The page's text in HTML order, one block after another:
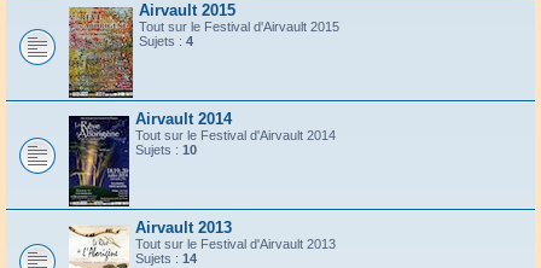
Airvault 2015
Tout sur le Festival d'Airvault 2015
Sujets : 4
Airvault 2014
Tout sur le Festival d'Airvault 2014
Sujets : 10
Airvault 2013
Tout sur le Festival d'Airvault 2013
Sujets : 14